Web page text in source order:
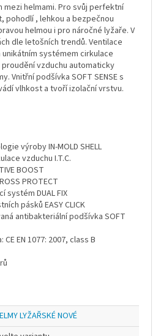
mezi helmami. Pro svůj perfektní
pohodlí , lehkou a bezpečnou
helmou i pro náročné lyžaře. V
dle letošních trendů. Ventilace
unikátním systémem cirkulace
proudění vzduchu automaticky
Vnitřní podšívka SOFT SENSE s
vlhkost a tvoří izolační vrstvu.
výroby IN-MOLD SHELL
vzduchu I.T.C.
BOOST
PROTECT
systém DUAL FIX
pásků EASY CLICK
antibakteriální podšívka SOFT
EN 1077: 2007, class B
LYŽAŘSKÉ NOVÉ